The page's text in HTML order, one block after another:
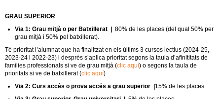
GRAU SUPERIOR
Via 1: Grau mitjà o per Batxillerat | 80% de les places (del qual 50% per
grau mitjà i 50% pel batxillerat).
Té prioritat l’alumnat que ha finalitzat en els últims 3 cursos lectius (2024-25,
2023-24 i 2022-23) i després s’aplica prioritat segons la taula d’afinititats de
famílies professionals si ve de grau mitjà (clic aquí) o segons la taula de
prioritats si ve de batxillerat (clic aquí)
Via 2: Curs accés o prova accés a grau superior | 15% de les places